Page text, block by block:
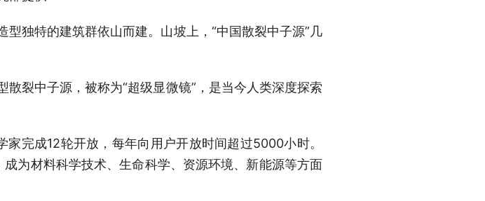
独特的建筑群依山而建。山坡上，“中国散裂中子源”几
裂中子源，被称为“超级显微镜”，是当今人类深度探索
成12轮开放，每年向用户开放时间超过5000小时。
为材料科学技术、生命科学、资源环境、新能源等方面